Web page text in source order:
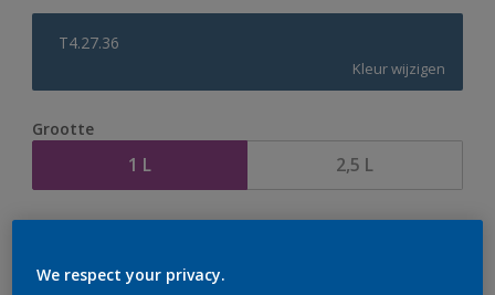
T4.27.36
Kleur wijzigen
Grootte
1 L 2,5 L
We respect your privacy.